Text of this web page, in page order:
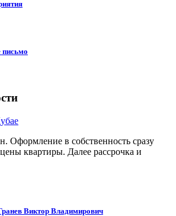
Оформление в собственность сразу
квартиры. Далее рассрочка и
Виктор Владимирович